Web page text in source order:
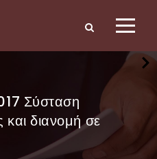
Σύσταση
και διανομή σε